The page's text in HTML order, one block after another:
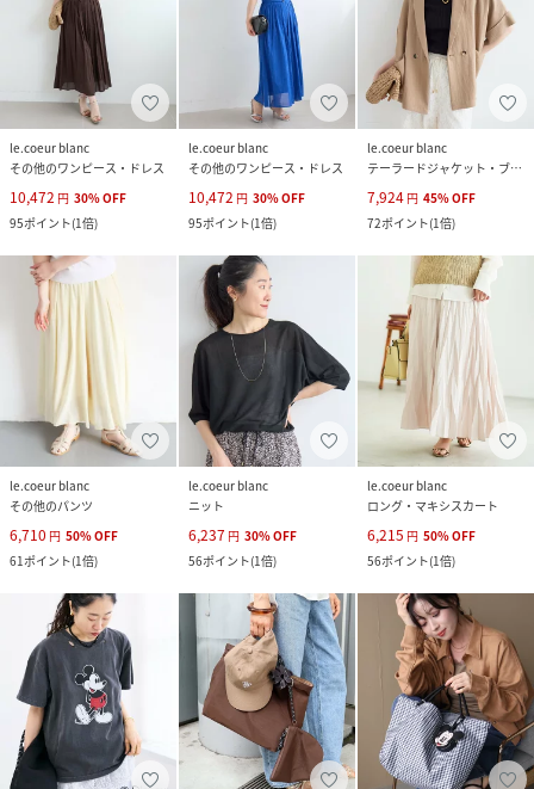
le.coeur blanc
その他のワンピース・ドレス
10,472 円 30%OFF
95ポイント(1倍)
le.coeur blanc
その他のワンピース・ドレス
10,472 円 30%OFF
95ポイント(1倍)
le.coeur blanc
テーラードジャケット・ブレザー
7,924 円 45%OFF
72ポイント(1倍)
le.coeur blanc
その他のパンツ
6,710 円 50%OFF
61ポイント(1倍)
le.coeur blanc
ニット
6,237 円 30%OFF
56ポイント(1倍)
le.coeur blanc
ロング・マキシスカート
6,215 円 50%OFF
56ポイント(1倍)